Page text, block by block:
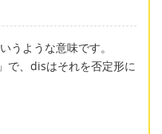
うような意味です。
、disはそれを否定形に